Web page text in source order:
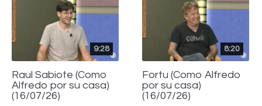
9:28
Raul Sabiote (Como
Alfredo por su casa)
(16/07/26)
8:20
Fortu (Como Alfredo
por su casa)
(16/07/26)